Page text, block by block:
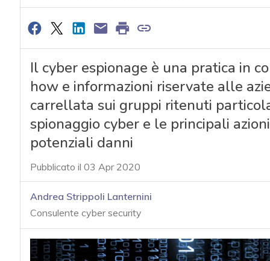
Il cyber espionage è una pratica in
how e informazioni riservate alle
carrellata sui gruppi ritenuti
spionaggio cyber e le principali
potenziali danni
Pubblicato il 03 Apr 2020
Andrea Strippoli Lanternini
Consulente cyber security